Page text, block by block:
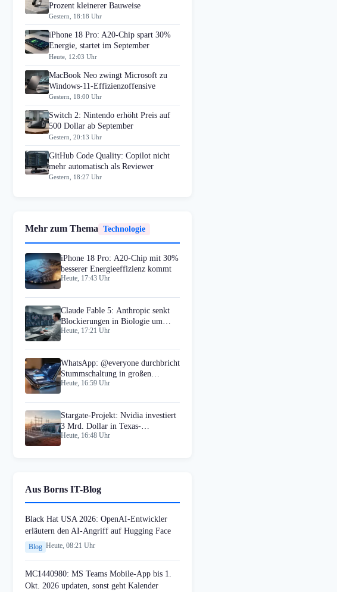
Prozent kleinerer Bauweise
Gestern, 18:18 Uhr
iPhone 18 Pro: A20-Chip spart 30%
Energie, startet im September
Heute, 12:03 Uhr
MacBook Neo zwingt Microsoft zu
Windows-11-Effizienzoffensive
Gestern, 18:00 Uhr
Switch 2: Nintendo erhöht Preis auf
500 Dollar ab September
Gestern, 20:13 Uhr
GitHub Code Quality: Copilot nicht
mehr automatisch als Reviewer
Gestern, 18:27 Uhr
Mehr zum Thema Technologie
iPhone 18 Pro: A20-Chip mit 30%
besserer Energieeffizienz kommt
Heute, 17:43 Uhr
Claude Fable 5: Anthropic senkt
Blockierungen in Biologie um
85%
Heute, 17:21 Uhr
WhatsApp: @everyone durchbricht
Stummschaltung in großen
Gruppen
Heute, 16:59 Uhr
Stargate-Projekt: Nvidia investiert
3 Mrd. Dollar in Texas-
Strominfrastruktur
Heute, 16:48 Uhr
Aus Borns IT-Blog
Black Hat USA 2026: OpenAI-Entwickler
erläutern den AI-Angriff auf Hugging Face
Blog Heute, 08:21 Uhr
MC1440980: MS Teams Mobile-App bis 1.
Okt. 2026 updaten, sonst geht Kalender